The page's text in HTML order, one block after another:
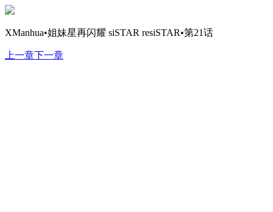
XManhua•姐妹星再闪耀 siSTAR resiSTAR•第21话
上一章下一章